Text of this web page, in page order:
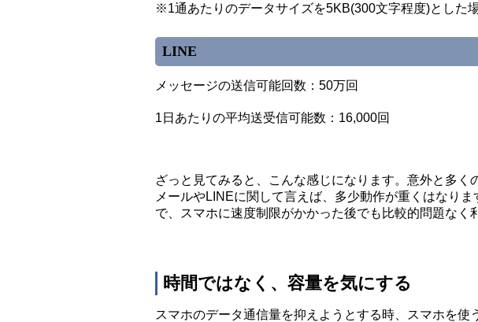
※1通あたりのデータサイズを5KB(300文字程度)とした場
LINE
メッセージの送信可能回数：50万回
1日あたりの平均送受信可能数：16,000回
ざっと見てみると、こんな感じになります。意外と多く
メールやLINEに関して言えば、多少動作が重くはなり
で、スマホに速度制限がかかった後でも比較的問題なく
時間ではなく、容量を気にする
スマホのデータ通信量を抑えようとする時、スマホを使